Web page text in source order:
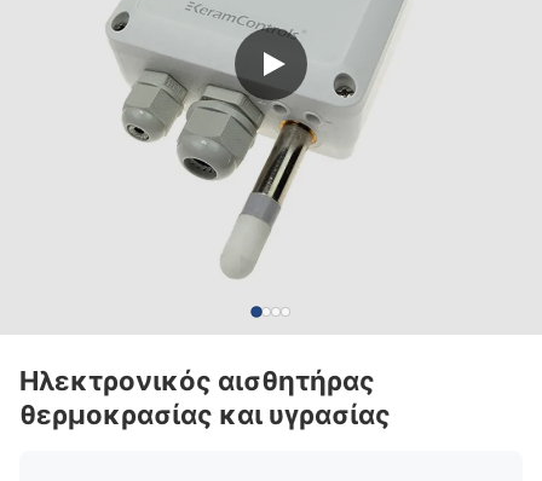
Ηλεκτρονικός αισθητήρας
θερμοκρασίας και υγρασίας